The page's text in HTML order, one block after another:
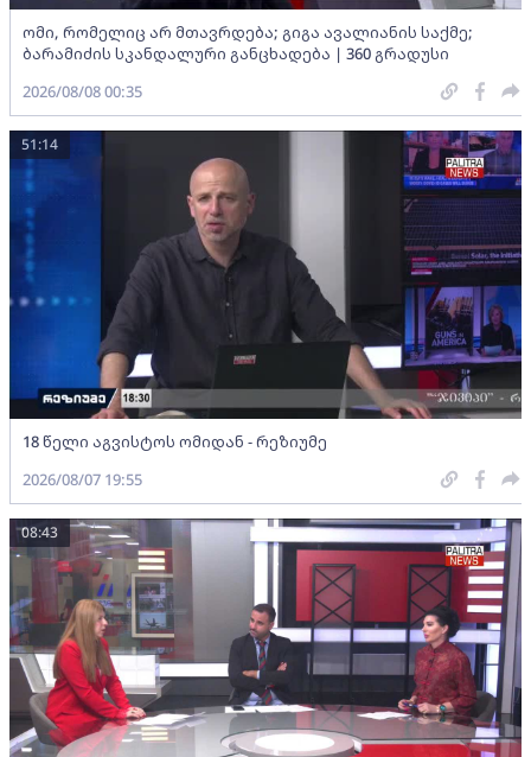
ომი, რომელიც არ მთავრდება; გიგა ავალიანის საქმე;
ბარამიძის სკანდალური განცხადება | 360 გრადუსი
2026/08/08 00:35
18 წელი აგვისტოს ომიდან - რეზიუმე
51:14
2026/08/07 19:55
08:43